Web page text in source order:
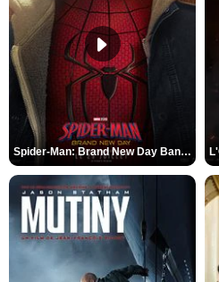
Spider-Man: Brand New Day Bande-annonce VO STFR